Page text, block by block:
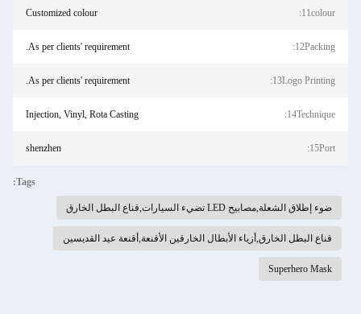
11colour:
Customized colour
12Packing:
As per clients' requirement.
13Logo Printing:
As per clients' requirement.
14Technique:
Injection, Vinyl, Rota Casting
15Port:
shenzhen
Tags:
ضوء إطلاق الشعلة,مصابيح LED تضيء السيارات,قناع البطل الخارق
قناع البطل الخارق,أزياء الأبطال الخارقين الأقنعة,أقنعة عيد القديسين
Superhero Mask